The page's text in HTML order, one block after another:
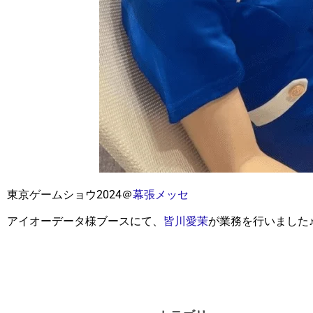
東京ゲームショウ2024＠幕張メッセ
アイオーデータ様ブースにて、 皆川愛茉が業務を行いました